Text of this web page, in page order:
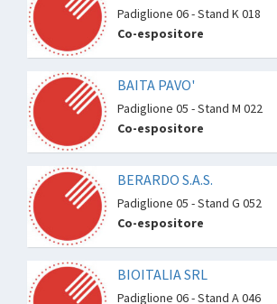
Padiglione 06 - Stand K 018
Co-espositore
BAITA PAVO'
Padiglione 05 - Stand M 022
Co-espositore
BERARDO S.A.S.
Padiglione 05 - Stand G 052
Co-espositore
BIOITALIA SRL
Padiglione 06 - Stand A 046